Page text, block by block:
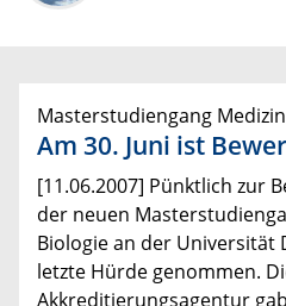
Masterstudiengang
Am 30. Juni ist
[11.06.2007] Pünktlich zur
der neuen
Biologie an der Universität
letzte Hürde genommen.
Akkreditierungsagentur